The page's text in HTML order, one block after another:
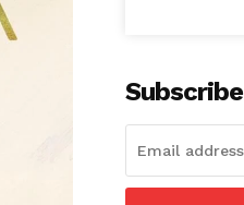
Subscribe